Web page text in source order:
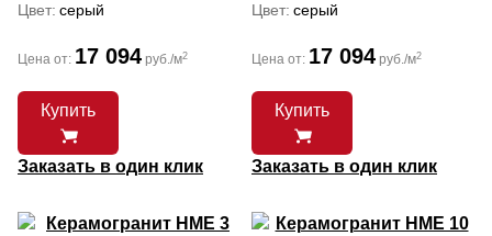
Цвет серый
Цена от: 17 094 руб./м2
Купить
Заказать в один клик
Цвет серый
Цена от: 17 094 руб./м2
Купить
Заказать в один клик